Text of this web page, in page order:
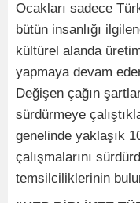
Ocakları sadece
bütün insanlığı
kültürel alanda
yapmaya devam
Değişen çağın
sürdürmeye
genelinde yaklaşık
çalışmalarını
temsilciliklerinin